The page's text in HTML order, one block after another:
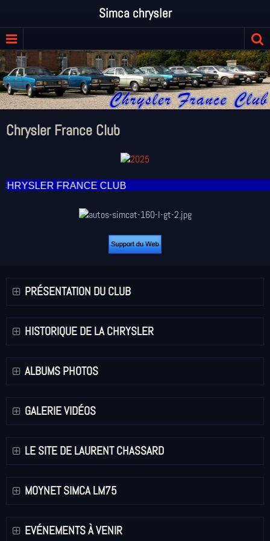
Simca chrysler
Chrysler France Club
FRANCE CLUB
PRÉSENTATION DU CLUB
HISTORIQUE DE LA CHRYSLER
ALBUMS PHOTOS
GALERIE VIDÉOS
LE SITE DE LAURENT CHASSARD
MOYNET SIMCA LM75
EVÉNEMENTS À VENIR